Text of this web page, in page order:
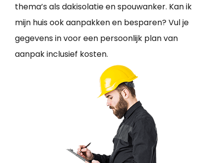
thema’s als dakisolatie en spouwanker. Kan ik
mijn huis ook aanpakken en besparen? Vul je
gegevens in voor een persoonlijk plan van
aanpak inclusief kosten.